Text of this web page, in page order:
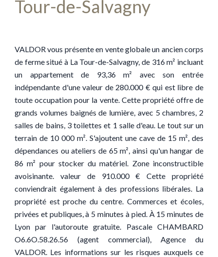
Tour-de-Salvagny
VALDOR vous présente en vente globale un ancien corps
de ferme situé à La Tour-de-Salvagny, de 316 m² incluant
un appartement de 93,36 m² avec son entrée
indépendante d'une valeur de 280.000 € qui est libre de
toute occupation pour la vente. Cette propriété offre de
grands volumes baignés de lumière, avec 5 chambres, 2
salles de bains, 3 toilettes et 1 salle d'eau. Le tout sur un
terrain de 10 000 m². S'ajoutent une cave de 15 m², des
dépendances ou ateliers de 65 m², ainsi qu'un hangar de
86 m² pour stocker du matériel. Zone inconstructible
avoisinante. valeur de 910.000 € Cette propriété
conviendrait également à des professions libérales. La
propriété est proche du centre. Commerces et écoles,
privées et publiques, à 5 minutes à pied. À 15 minutes de
Lyon par l'autoroute gratuite. Pascale CHAMBARD
O6.6O.58.26.56 (agent commercial), Agence du
VALDOR. Les informations sur les risques auxquels ce